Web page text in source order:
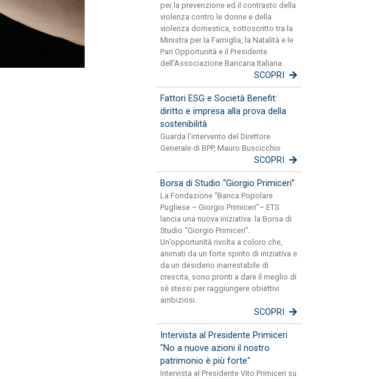
per la prevenzione ed il contrasto della
violenza contro le donne e della
violenza domestica, sottoscritto tra la
Ministra per la Famiglia, la Natalità e le
Pari Opportunità e il Presidente
dell'Associazione Bancaria Italiana.
SCOPRI
Fattori ESG e Società Benefit:
diritto e impresa alla prova della
sostenibilità
Guarda l'intervento del Direttore
Generale di BPP, Mauro Buscicchio
SCOPRI
Borsa di Studio “Giorgio Primiceri”
La Fondazione “Banca Popolare
Pugliese – Giorgio Primiceri”– ETS
lancia una nuova iniziativa: la Borsa di
Studio “Giorgio Primiceri”.
Un’opportunità rivolta a coloro che,
animati da un forte spirito di iniziativa e
da un desiderio inarrestabile di
crescita, sono pronti a dare il meglio di
sé stessi per raggiungere obiettivi
ambiziosi.
SCOPRI
Intervista al Presidente Primiceri
"No a nuove azioni il nostro
patrimonio è più forte"
Intervista al Presidente Vito Primiceri su